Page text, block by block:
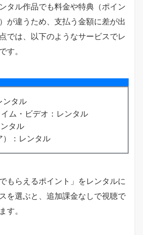
タル作品でも料金や特典（ポイン
が違うため、支払う金額に差が出
では、以下のようなサービスでレ
す。
ンタル
ム・ビデオ：レンタル
タル
）：レンタル
もらえるポイント」をレンタルに
を選ぶと、追加課金なしで視聴で
す。